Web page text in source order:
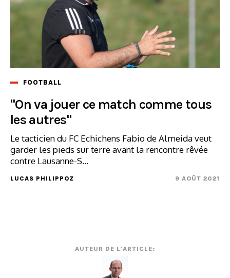
FOOTBALL
"On va jouer ce match comme tous
les autres"
Le tacticien du FC Echichens Fabio de Almeida veut
garder les pieds sur terre avant la rencontre rêvée
contre Lausanne-S...
LUCAS PHILIPPOZ 9 AOÛT 2021
AUTEUR DE L'ARTICLE: